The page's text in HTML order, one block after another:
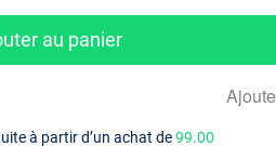
au panier
à partir d’un achat de99.00